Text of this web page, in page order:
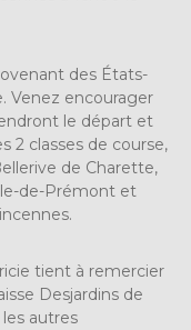
des États-
Venez encourager
le départ et
2 classes de course,
de Charette,
de-Prémont et
tient à remercier
Desjardins de
autres